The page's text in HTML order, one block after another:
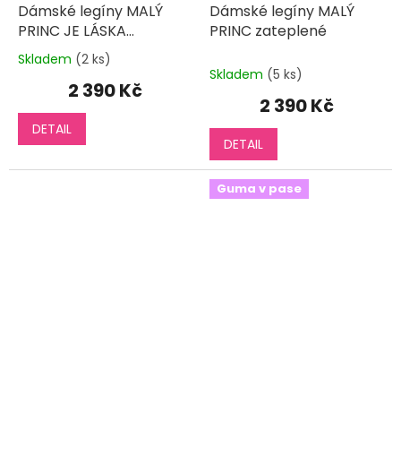
Dámské legíny MALÝ
PRINC JE LÁSKA
zateplené
Průměrné
produktu
je
5,0
z
Skladem (2 ks)
2 390 Kč
DETAIL
Dámské legíny MALÝ
PRINC zateplené
Skladem (5 ks)
2 390 Kč
DETAIL
Guma v pase